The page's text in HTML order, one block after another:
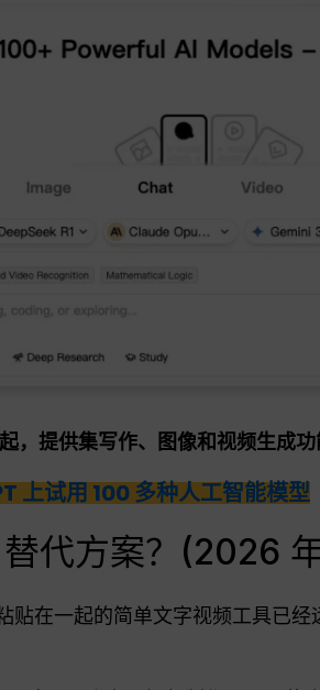
，提供集写作、图像和视频生成
上试用 100 多种人工智能模型
代方案？(2026 年
贴在一起的简单文字视频工具已